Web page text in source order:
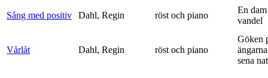
Sång med positiv Dahl, Regin röst och piano
En
vandel
Vårlåt Dahl, Regin röst och piano
Göken
sena